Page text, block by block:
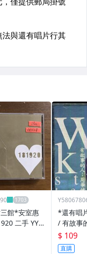
館*安室惠
二手 YY1
*還有唱
/ 有故事
26
$ 109
直購